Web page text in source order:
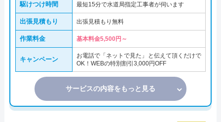
駆けつけ時間 最短15分で水道局指定工事者が伺います
出張見積もり 出張見積もり無料
作業料金 基本料金5,500円～
キャンペーン
お電話で「ネットで見た」と伝えて頂くだけで
OK！WEBの特別割引3,000円OFF
サービスの内容をもっと見る